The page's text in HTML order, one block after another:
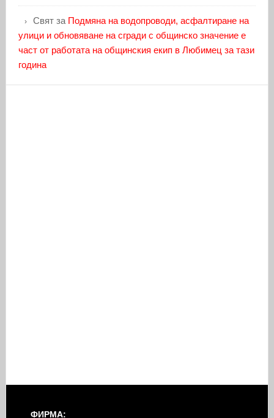
Святза Подмяна на водопроводи, асфалтиране на
улици и обновяване на сгради с общинско значение е
част от работата на общинския екип в Любимец за тази
година
ФИРМА: